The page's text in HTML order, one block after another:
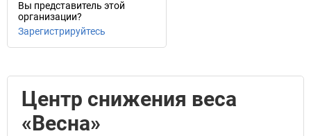
Вы представитель этой
организации?
Зарегистрируйтесь
Центр снижения веса
«Весна»